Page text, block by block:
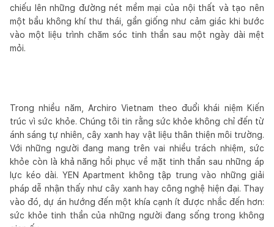
chiếu lên những đường nét mềm mại của nội thất và tạo nên
một bầu không khí thư thái, gần giống như cảm giác khi bước
vào một liệu trình chăm sóc tinh thần sau một ngày dài mệt
mỏi.
Trong nhiều năm, Archiro Vietnam theo đuổi khái niệm Kiến
trúc vì sức khỏe. Chúng tôi tin rằng sức khỏe không chỉ đến từ
ánh sáng tự nhiên, cây xanh hay vật liệu thân thiện môi trường.
Với những người đang mang trên vai nhiều trách nhiệm, sức
khỏe còn là khả năng hồi phục về mặt tinh thần sau những áp
lực kéo dài. YEN Apartment không tập trung vào những giải
pháp dễ nhận thấy như cây xanh hay công nghệ hiện đại. Thay
vào đó, dự án hướng đến một khía cạnh ít được nhắc đến hơn:
sức khỏe tinh thần của những người đang sống trong không